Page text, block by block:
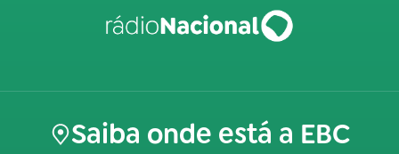
Saiba onde está a EBC